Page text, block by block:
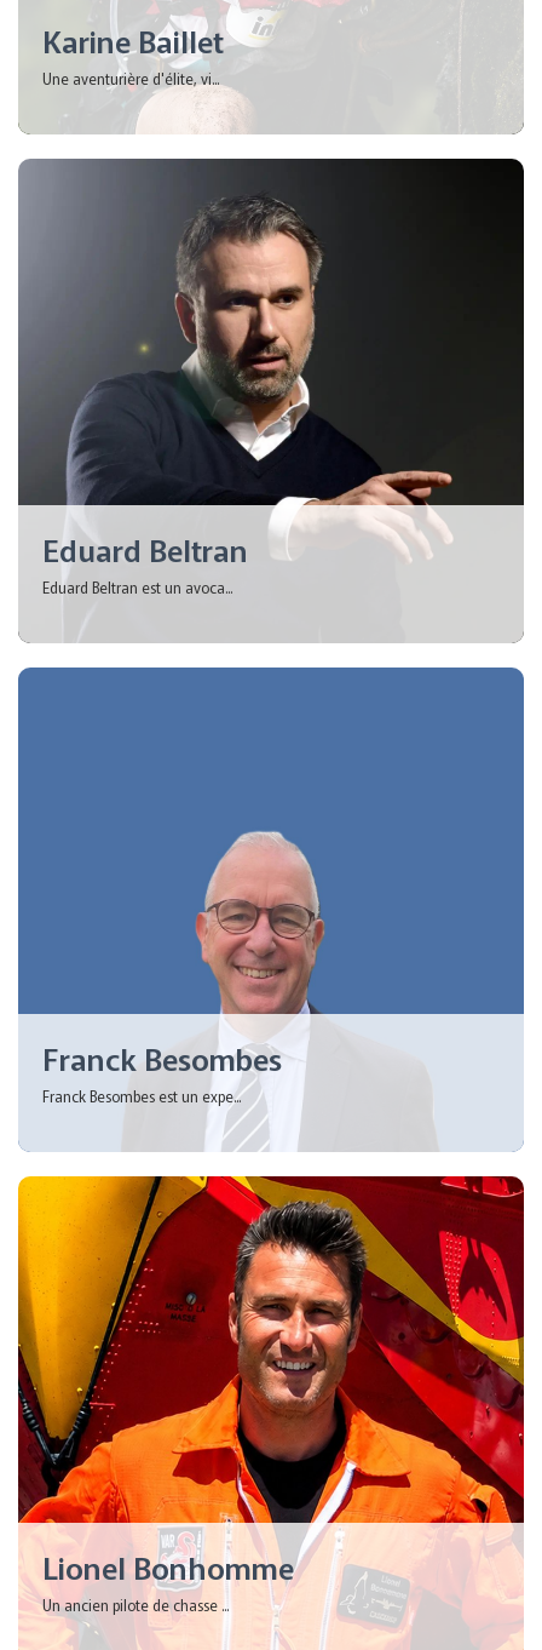
Karine Baillet
Une aventurière d'élite, vi...
Eduard Beltran
Eduard Beltran est un avoca...
Franck Besombes
Franck Besombes est un expe...
Lionel Bonhomme
Un ancien pilote de chasse ...